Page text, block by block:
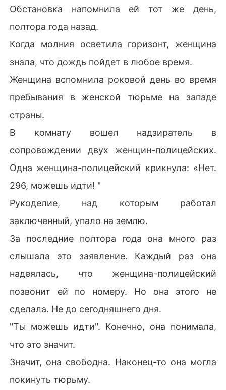
Обстановка напомнила ей тот же день,
полтора года назад.
Когда молния осветила горизонт, женщина
знала, что дождь пойдет в любое время.
Женщина вспомнила роковой день во время
пребывания в женской тюрьме на западе
страны.
В комнату вошел надзиратель в
сопровождении двух женщин-полицейских.
Одна женщина-полицейский крикнула: «Нет.
296, можешь идти! "
Рукоделие, над которым работал
заключенный, упало на землю.
За последние полтора года она много раз
слышала это заявление. Каждый раз она
надеялась, что женщина-полицейский
позвонит ей по номеру. Но она этого не
сделала. Не до сегодняшнего дня.
"Ты можешь идти". Конечно, она понимала,
что это значит.
Значит, она свободна. Наконец-то она могла
покинуть тюрьму.